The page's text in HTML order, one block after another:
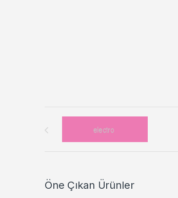
Brands Carousel
Öne Çıkan Ürünler